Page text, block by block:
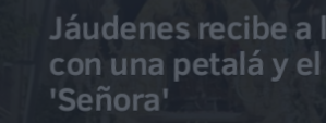
Jáudenes recibe a
con una petalá y
'Señora'